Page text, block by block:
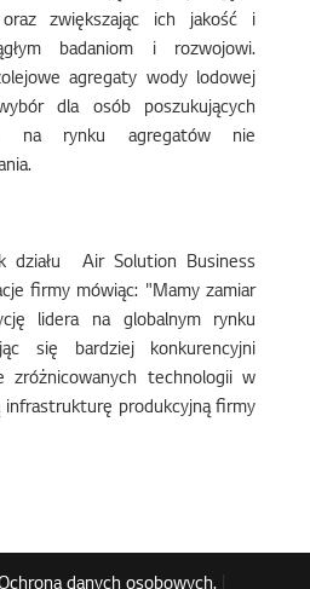
zwiększając ich jakość i
badaniom i rozwojowi.
agregaty wody lodowej
dla osób poszukujących
na rynku agregatów nie
działu Air Solution Business
firmy mówiąc: "Mamy zamiar
lidera na globalnym rynku
się bardziej konkurencyjni
zróżnicowanych technologii w
infrastrukturę produkcyjną firmy